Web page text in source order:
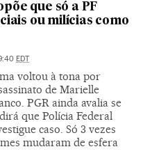
que só a PF
ou milícias como
EDT
voltou à tona por
de Marielle
PGR ainda avalia se
que Polícia Federal
caso. Só 3 vezes
mudaram de esfera